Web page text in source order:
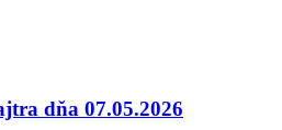
dňa 07.05.2026